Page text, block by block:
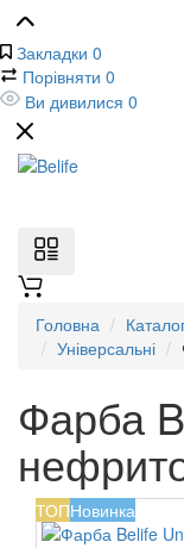
Закладки 0
Порівняти 0
Ви дивилися 0
Головна
Універсальні
Фарба
ТОПНовинка